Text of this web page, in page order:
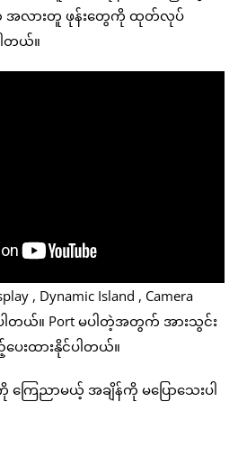
ာ အလားတူ ဖုန်းတွေကို ထုတ်လုပ်
ါတယ်။
, Dynamic Island , Camera
ပါတယ်။ Port မပါတဲ့အတွက် အားသွင်း
ပေးထားနိုင်ပါတယ်။
ကြေညာမယ့် အချိန်ကို မပြောသေးပါ